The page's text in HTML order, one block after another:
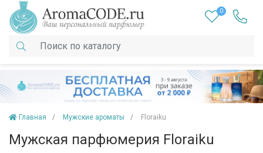
0
Главная Мужские ароматы Floraiku
Мужская парфюмерия Floraiku